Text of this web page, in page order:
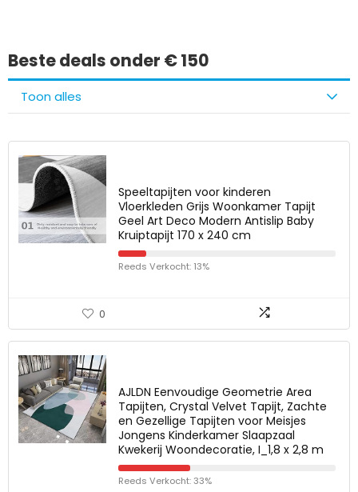
Beste deals onder € 150
Toon alles
Speeltapijten voor kinderen
Vloerkleden Grijs Woonkamer Tapijt
Geel Art Deco Modern Antislip Baby
Kruiptapijt 170 x 240 cm
Reeds Verkocht: 13%
0
AJLDN Eenvoudige Geometrie Area
Tapijten, Crystal Velvet Tapijt, Zachte
en Gezellige Tapijten voor Meisjes
Jongens Kinderkamer Slaapzaal
Kwekerij Woondecoratie, I_1,8 x 2,8 m
Reeds Verkocht: 33%